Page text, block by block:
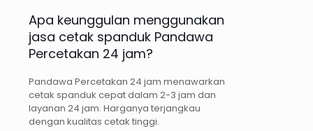
Apa keunggulan menggunakan
jasa cetak spanduk Pandawa
Percetakan 24 jam?
Pandawa Percetakan 24 jam menawarkan
cetak spanduk cepat dalam 2-3 jam dan
layanan 24 jam. Harganya terjangkau
dengan kualitas cetak tinggi.